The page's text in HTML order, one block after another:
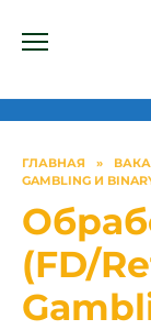
ГЛАВНАЯ »
GAMBLING И
(FD/